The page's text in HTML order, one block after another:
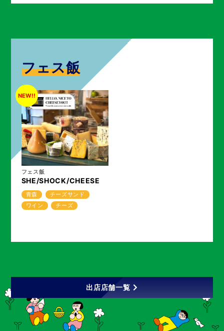
フェス飯
NEW!!
フェス飯
SHE/SHOCK/CHEESE
青森
チーズサンド
ワイン
チーズ
出店店舗一覧